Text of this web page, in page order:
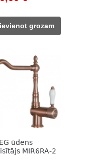
€.
120,00 €.
grozam
ūdens
MIR6RA-2